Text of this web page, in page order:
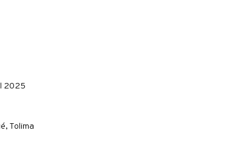
2025
Tolima